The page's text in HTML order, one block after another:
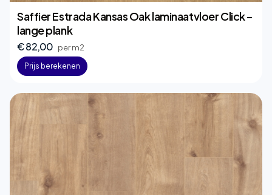
Saffier Estrada Kansas Oak laminaatvloer Click –
lange plank
€ 82,00 per m2
Prijs berekenen